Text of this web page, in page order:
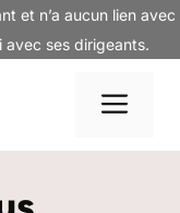
et n’a aucun lien avec
avec ses dirigeants.